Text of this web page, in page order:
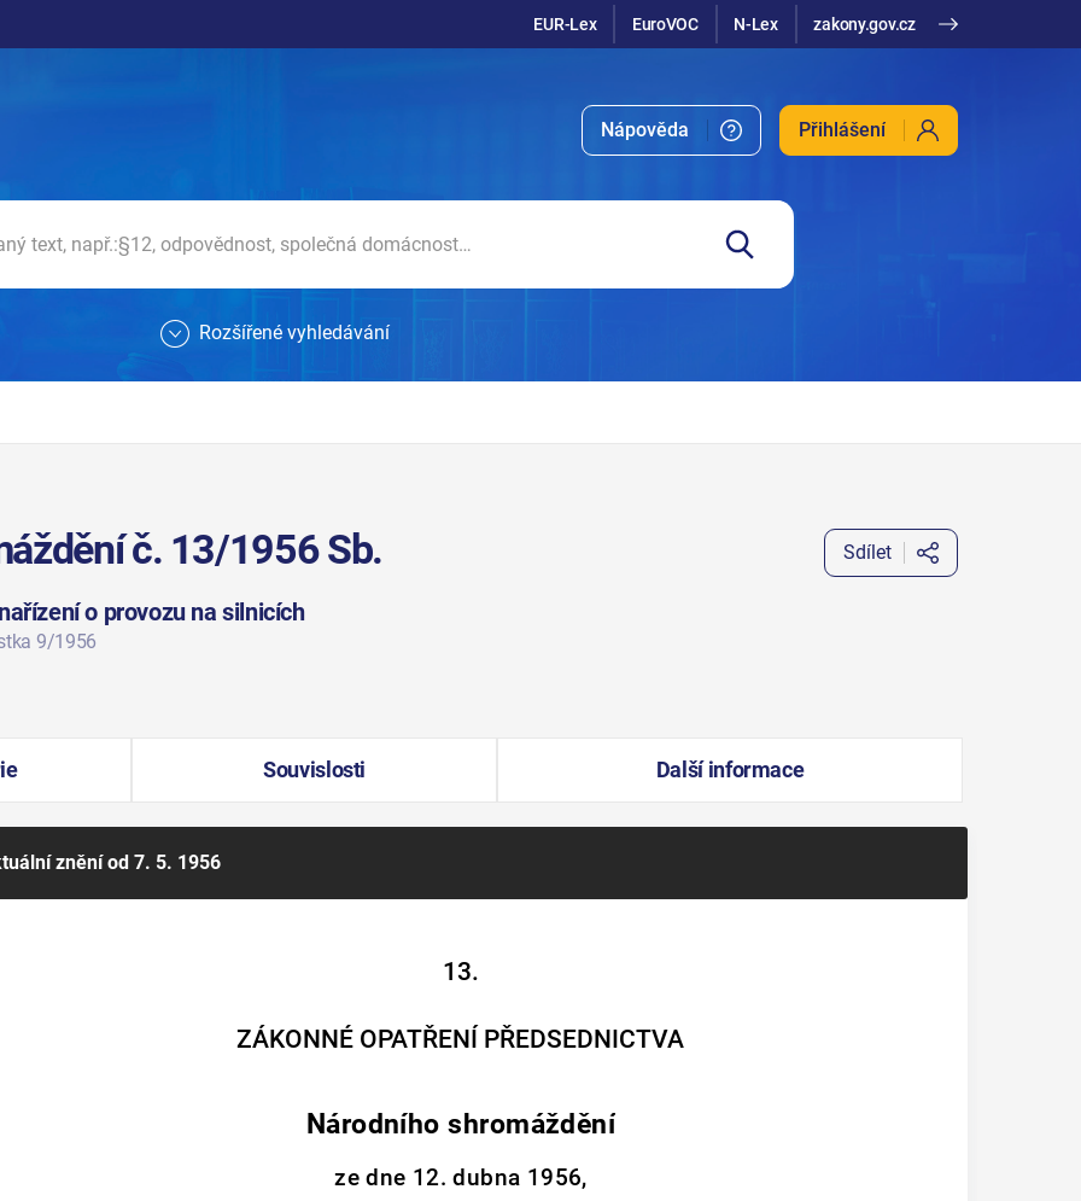
EUR-Lex EuroVOC N-Lex zakony.gov.cz
Nápověda Přihlášení
Rozšířené vyhledávání
č. 13/1956 Sb.
o provozu na silnicích
9/1956
Sdílet
Souvislosti Další informace
zněníod 7. 5. 1956
13.
ZÁKONNÉ OPATŘENÍ PŘEDSEDNICTVA
Národního shromáždění
ze dne 12. dubna 1956,